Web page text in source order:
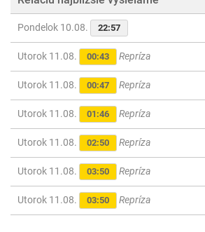
Pondelok 10.08. 22:57
Utorok 11.08. 00:43 Repríza
Utorok 11.08. 00:47 Repríza
Utorok 11.08. 01:46 Repríza
Utorok 11.08. 02:50 Repríza
Utorok 11.08. 03:50 Repríza
Utorok 11.08. 03:50 Repríza